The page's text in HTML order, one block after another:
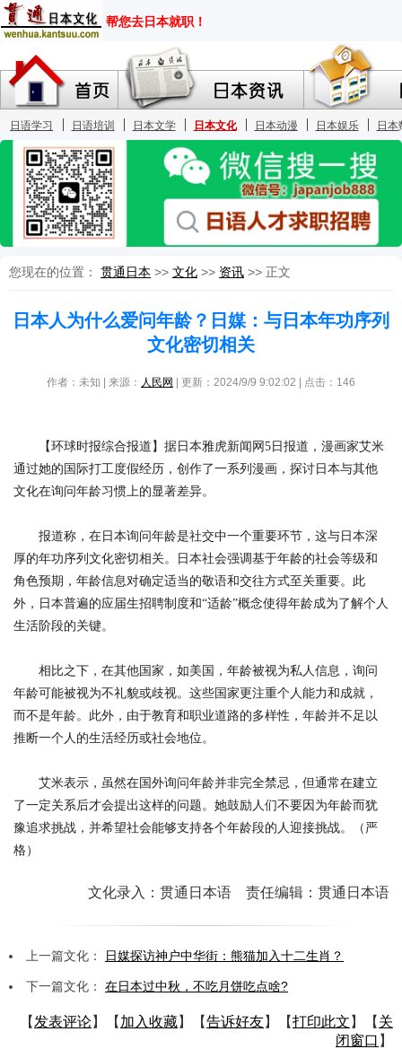
您现在的位置： 贯通日本 >> 文化 >> 资讯 >> 正文
日本人为什么爱问年龄？日媒：与日本年功序列
文化密切相关
作者：未知 | 来源： 人民网 | 更新：2024/9/9 9:02:02 | 点击： 146
【环球时报综合报道】据日本雅虎新闻网5日报道，漫画家艾米
通过她的国际打工度假经历，创作了一系列漫画，探讨日本与其他
文化在询问年龄习惯上的显著差异。
报道称，在日本询问年龄是社交中一个重要环节，这与日本深
厚的年功序列文化密切相关。日本社会强调基于年龄的社会等级和
角色预期，年龄信息对确定适当的敬语和交往方式至关重要。此
外，日本普遍的应届生招聘制度和“适龄”概念使得年龄成为了解个人
生活阶段的关键。
相比之下，在其他国家，如美国，年龄被视为私人信息，询问
年龄可能被视为不礼貌或歧视。这些国家更注重个人能力和成就，
而不是年龄。此外，由于教育和职业道路的多样性，年龄并不足以
推断一个人的生活经历或社会地位。
艾米表示，虽然在国外询问年龄并非完全禁忌，但通常在建立
了一定关系后才会提出这样的问题。她鼓励人们不要因为年龄而犹
豫追求挑战，并希望社会能够支持各个年龄段的人迎接挑战。（严
格）
文化录入：贯通日本语 责任编辑：贯通日本语
上一篇文化： 日媒探访神户中华街：熊猫加入十二生肖？
下一篇文化： 在日本过中秋，不吃月饼吃点啥?
【 发表评论】【 加入收藏】【告诉好友】【打印此文 】【 关
闭窗口 】